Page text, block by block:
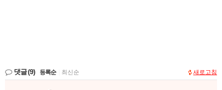
댓글(9) 등록순 최신순 새로고침